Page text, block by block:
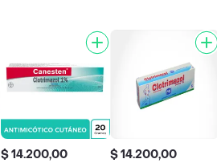
$ 14.200,00 $ 14.200,00